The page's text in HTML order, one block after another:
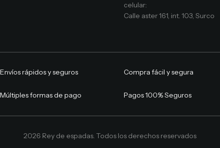
celular:
Calle aster 161, int. 103, Surco
Envíos rápidos y seguros Compra fácil y segura
Múltiples formas de pago Pagos 100% Seguros
2026 Rey de espadas. Todos los derechos reservados